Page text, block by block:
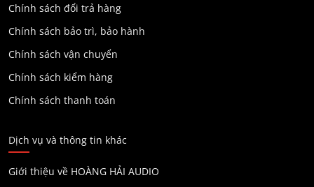
Chính sách đổi trả hàng
Chính sách bảo trì, bảo hành
Chính sách vận chuyển
Chính sách kiểm hàng
Chính sách thanh toán
Dịch vụ và thông tin khác
Giới thiệu về HOÀNG HẢI AUDIO